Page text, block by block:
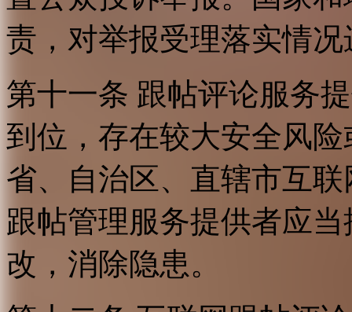
责，对举报受理落实情
第十一条 跟帖评论服务
到位，存在较大安全风
省、自治区、直辖市互
跟帖管理服务提供者应
改，消除隐患。